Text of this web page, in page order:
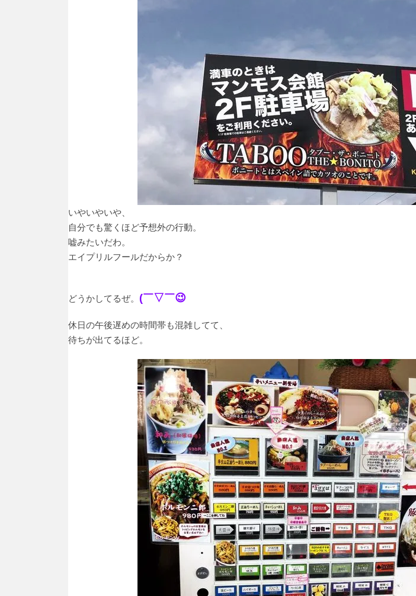
いやいやいや、
自分でも驚くほど予想外の行動。
嘘みたいだわ。
エイプリルフールだからか？
どうかしてるぜ。 (￣▽￣😉
休日の午後遅めの時間帯も混雑してて、
待ちが出てるほど。